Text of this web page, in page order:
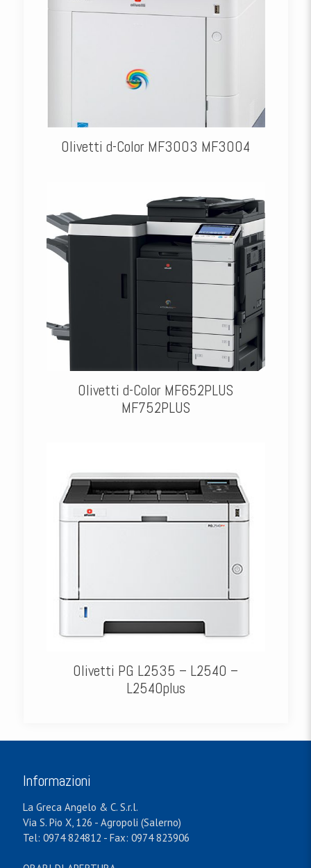
Olivetti d-Color MF3003 MF3004
Olivetti d-Color MF652PLUS
MF752PLUS
Olivetti PG L2535 – L2540 –
L2540plus
Informazioni
La Greca Angelo & C. S.r.l.
Via S. Pio X, 126 - Agropoli (Salerno)
Tel: 0974 824812 - Fax: 0974 823906